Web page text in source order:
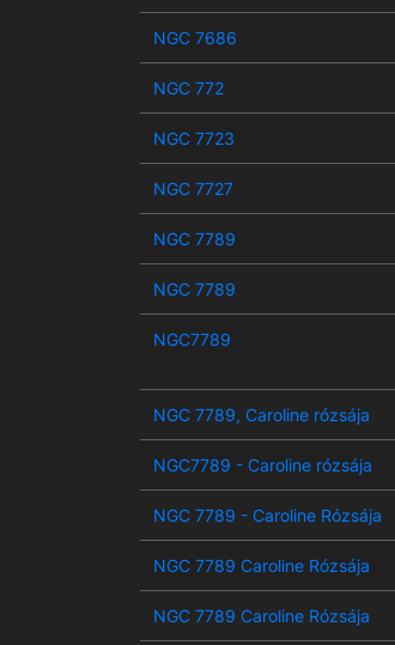
NGC 7686
NGC 772
NGC 7723
NGC 7727
NGC 7789
NGC 7789
NGC7789
NGC 7789, Caroline rózsája
NGC7789 - Caroline rózsája
NGC 7789 - Caroline Rózsája
NGC 7789 Caroline Rózsája
NGC 7789 Caroline Rózsája